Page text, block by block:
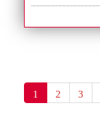
1 2 3